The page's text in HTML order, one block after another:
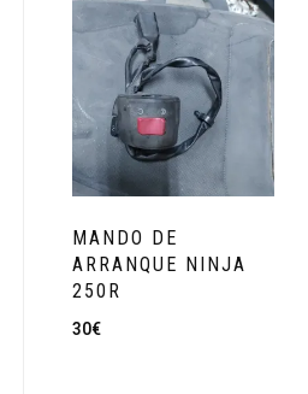
MANDO DE
ARRANQUE NINJA
250R
30€